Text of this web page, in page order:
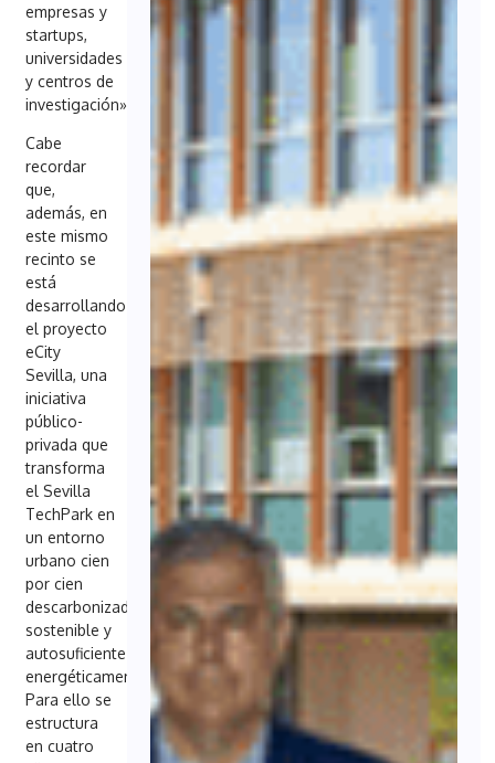
empresas y
startups,
universidades
y centros de
investigación».
Cabe
recordar
que,
además, en
este mismo
recinto se
está
desarrollando
el proyecto
eCity
Sevilla, una
iniciativa
público-
privada que
transforma
el Sevilla
TechPark en
un entorno
urbano cien
por cien
descarbonizado,
sostenible y
autosuficiente
energéticamente.
Para ello se
estructura
en cuatro